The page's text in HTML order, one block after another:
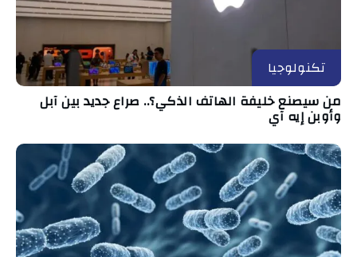
تكنولوجيا
من سيصنع خليفة الهاتف الذكي؟.. صراع جديد بين آبل
وأوبن إيه آي